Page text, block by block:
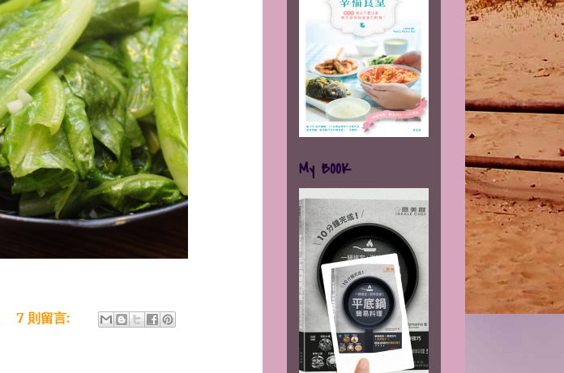
7 則留言:
My BOOK